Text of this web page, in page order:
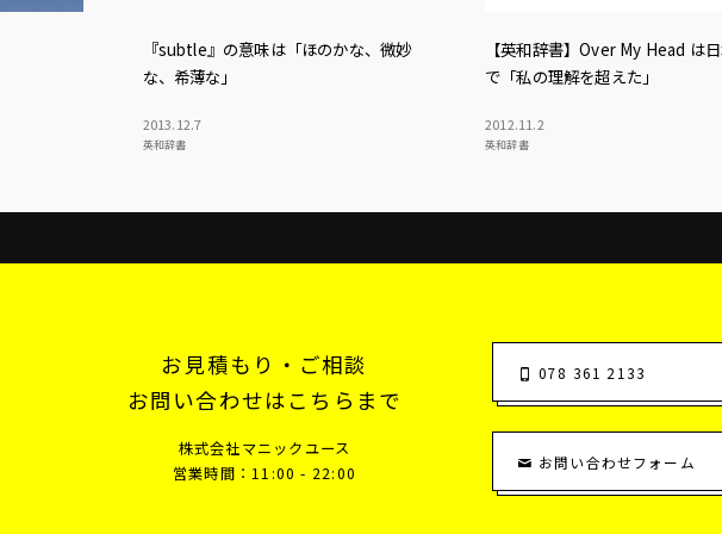
『subtle』の意味は「ほのかな、微妙
な、希薄な」
2013.12.7
英和辞書
【英和辞書】Over My Head は
で「私の理解を超えた」
2012.11.2
英和辞書
お見積もり・ご相談
お問い合わせはこちらまで
株式会社マニックユース
営業時間：11:00 - 22:00
078 361 2133
お問い合わせフォーム